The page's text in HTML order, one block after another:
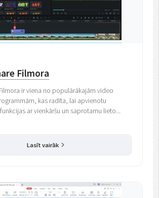
Filmora
ir viena no populārākajām video
kas radīta, lai apvienotu
ar vienkāršu un saprotamu lieto...
Lasīt vairāk